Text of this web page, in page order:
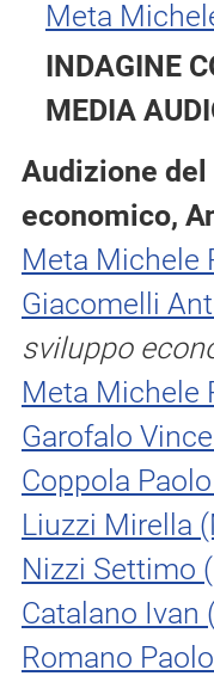
Meta
INDAGINE
MEDIA
Audizione
economico,
Meta Michele
Giacomelli
sviluppo
Meta Michele
Garofalo
Coppola
Liuzzi Mirella
Nizzi Settimo
Catalano Ivan
Romano